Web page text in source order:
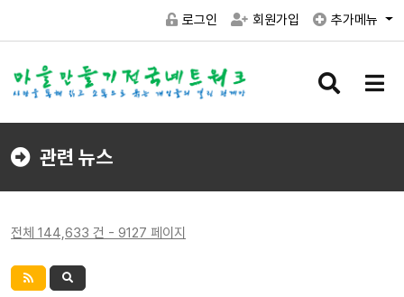
로그인 회원가입 추가메뉴
검
버
메
버
관련 뉴스
전체 144,633 건 - 9127 페이지